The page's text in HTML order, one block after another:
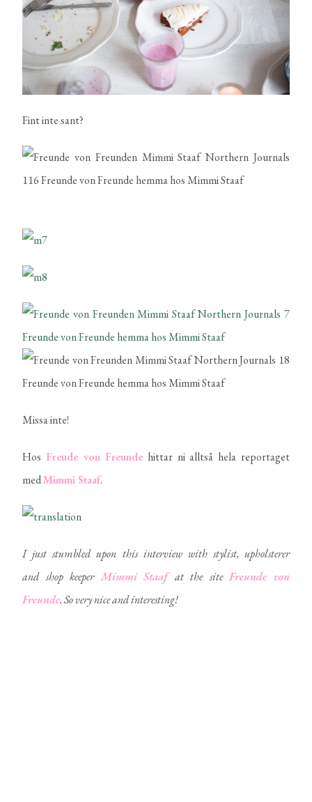
Fint inte sant?
Missa inte!
Hos Freude von Freunde hittar ni alltså hela reportaget
medMimmi Staaf.
I just stumbled upon this interview with stylist, upholsterer
and shop keeperMimmi Staafat the siteFreunde von
Freunde. So very nice and interesting!